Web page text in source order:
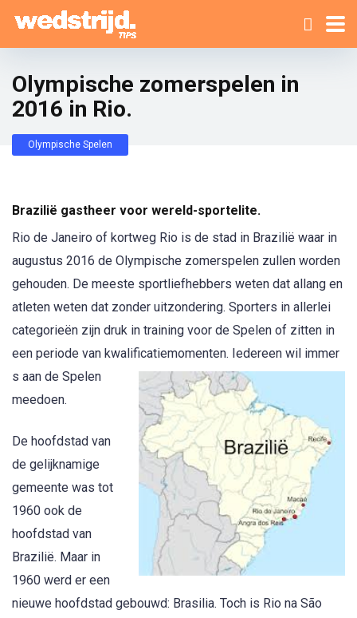
Olympische zomerspelen in
2016 in Rio.
Olympische Spelen
Brazilië gastheer voor wereld-sportelite.
Rio de Janeiro of kortweg Rio is de stad in Brazilië waar in
augustus 2016 de Olympische zomerspelen zullen worden
gehouden. De meeste sportliefhebbers weten dat allang en
atleten weten dat zonder uitzondering. Sporters in allerlei
categorieën zijn druk in training voor de Spelen of zitten in
een periode van kwalificatiemomenten. Iedereen wil immer
s aan de Spelen
meedoen.
De hoofdstad van
de gelijknamige
gemeente was tot
1960 ook de
hoofdstad van
Brazilië. Maar in
1960 werd er een
nieuwe hoofdstad gebouwd: Brasilia. Toch is Rio na São